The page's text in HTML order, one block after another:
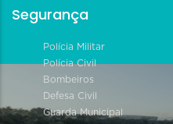
Segurança
Polícia Militar
Polícia Civil
Bombeiros
Defesa Civil
Guarda Municipal